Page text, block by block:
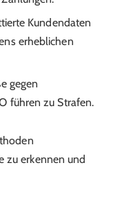
Kundendaten
erheblichen
gegen
führen zu Strafen.
zu erkennen und